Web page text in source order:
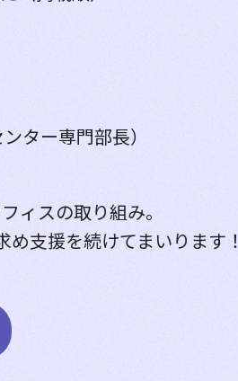
ター専門部長）
ィスの取り組み。
支援を続けてまいります！